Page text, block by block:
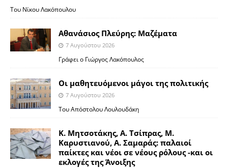
Του Νίκου Λακόπουλου
Αθανάσιος Πλεύρης: Μαζέματα
7 Αυγούστου 2026
Γράφει ο Γιώργος Λακόπουλος
Οι μαθητευόμενοι μάγοι της πολιτικής
7 Αυγούστου 2026
Του Απόστολου Λουλουδάκη
Κ. Μητσοτάκης, Α. Τσίπρας, Μ.
Καρυστιανού, Α. Σαμαράς: παλαιοί
παίκτες και νέοι σε νέους ρόλους -και οι
εκλογές της Άνοιξης